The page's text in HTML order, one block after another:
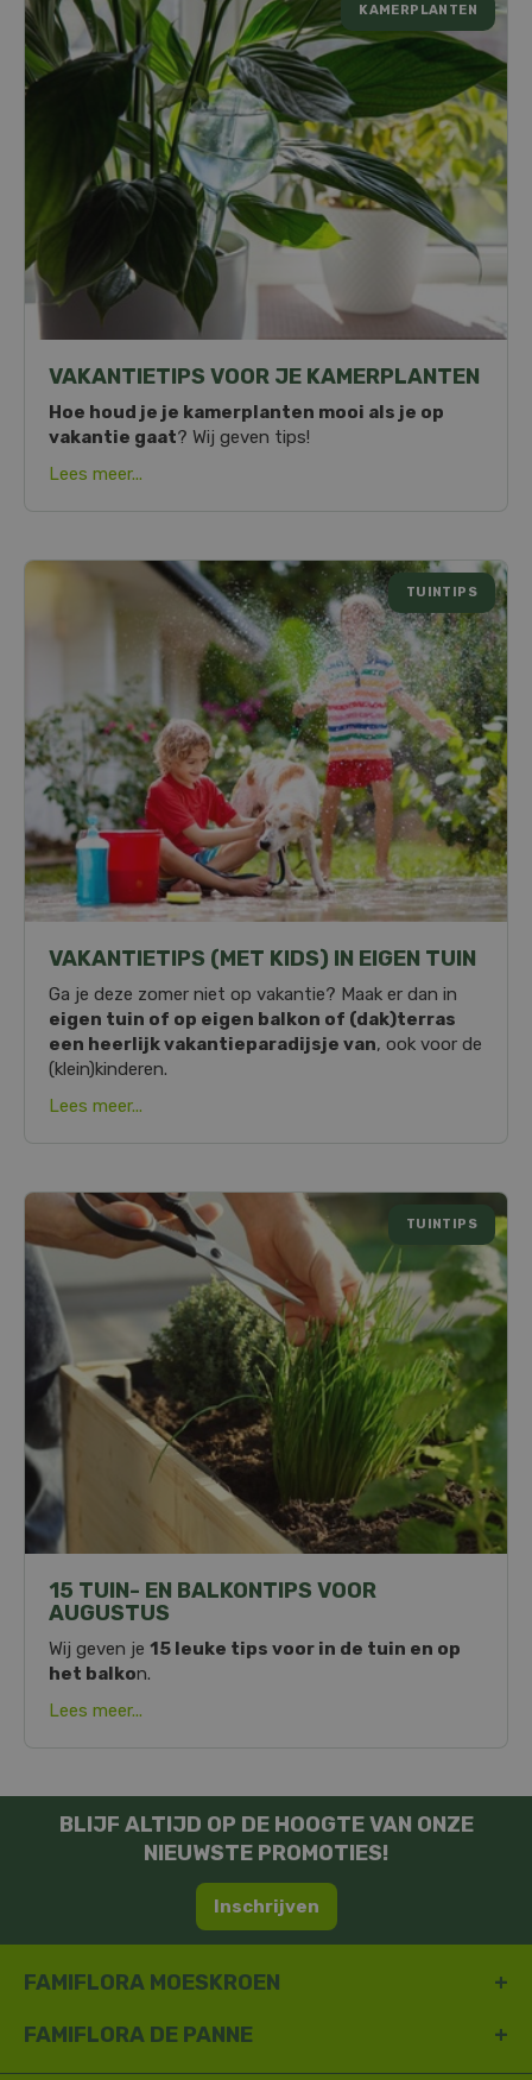
VAKANTIETIPS VOOR JE KAMERPLANTEN
KAMERPLANTEN
Hoe houd je je kamerplanten mooi als je op
vakantie gaat? Wij geven tips!
Lees meer...
VAKANTIETIPS (MET KIDS) IN EIGEN TUIN
TUINTIPS
Ga je deze zomer niet op vakantie? Maak er dan in
eigen tuin of op eigen balkon of (dak)terras
een heerlijk vakantieparadijsje van, ook voor de
(klein)kinderen.
Lees meer...
15 TUIN- EN BALKONTIPS VOOR
AUGUSTUS
TUINTIPS
Wij geven je 15 leuke tips voor in de tuin en op
het balkon.
Lees meer...
BLIJF ALTIJD OP DE HOOGTE VAN ONZE
NIEUWSTE PROMOTIES!
Inschrijven
FAMIFLORA MOESKROEN
FAMIFLORA DE PANNE